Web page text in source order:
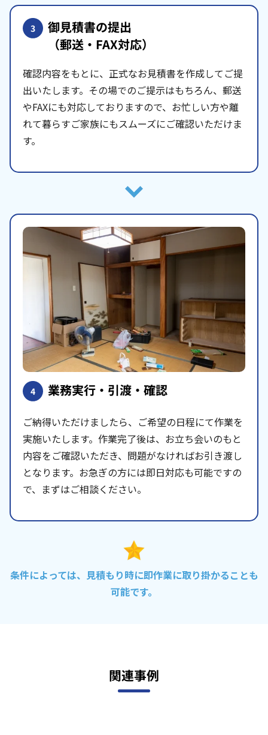
3 御見積書の提出
（郵送・FAX対応）
確認内容をもとに、正式なお見積書を作成してご提
出いたします。その場でのご提示はもちろん、郵送
やFAXにも対応しておりますので、お忙しい方や離
れて暮らすご家族にもスムーズにご確認いただけま
す。
4 業務実行・引渡・確認
ご納得いただけましたら、ご希望の日程にて作業を
実施いたします。作業完了後は、お立ち会いのもと
内容をご確認いただき、問題がなければお引き渡し
となります。お急ぎの方には即日対応も可能ですの
で、まずはご相談ください。
条件によっては、見積もり時に即作業に取り掛かることも
可能です。
関連事例